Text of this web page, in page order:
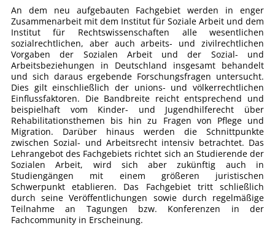
An dem neu aufgebauten Fachgebiet werden in enger
Zusammenarbeit mit dem Institut für Soziale Arbeit und dem
Institut für Rechtswissenschaften alle wesentlichen
sozialrechtlichen, aber auch arbeits- und zivilrechtlichen
Vorgaben der Sozialen Arbeit und der Sozial- und
Arbeitsbeziehungen in Deutschland insgesamt behandelt
und sich daraus ergebende Forschungsfragen untersucht.
Dies gilt einschließlich der unions- und völkerrechtlichen
Einflussfaktoren. Die Bandbreite reicht entsprechend und
beispielhaft vom Kinder- und Jugendhilferecht über
Rehabilitationsthemen bis hin zu Fragen von Pflege und
Migration. Darüber hinaus werden die Schnittpunkte
zwischen Sozial- und Arbeitsrecht intensiv betrachtet. Das
Lehrangebot des Fachgebiets richtet sich an Studierende der
Sozialen Arbeit, wird sich aber zukünftig auch in
Studiengängen mit einem größeren juristischen
Schwerpunkt etablieren. Das Fachgebiet tritt schließlich
durch seine Veröffentlichungen sowie durch regelmäßige
Teilnahme an Tagungen bzw. Konferenzen in der
Fachcommunity in Erscheinung.